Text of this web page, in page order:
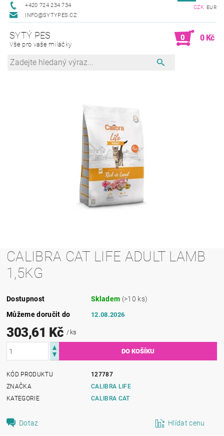
+420 724 234 734
INFO@SYTYPES.CZ
CZK EUR
SYTÝ PES
Vše pro vaše miláčky
0 0 Kč
CALIBRA CAT LIFE ADULT LAMB
1,5KG
Dostupnost Skladem (>10 ks)
Můžeme doručit do
12.08.2026
303,61 Kč/ ks
KÓD PRODUKTU
127787
ZNAČKA
CALIBRA LIFE
KATEGORIE
CALIBRA CAT
Dotaz Hlídat cenu